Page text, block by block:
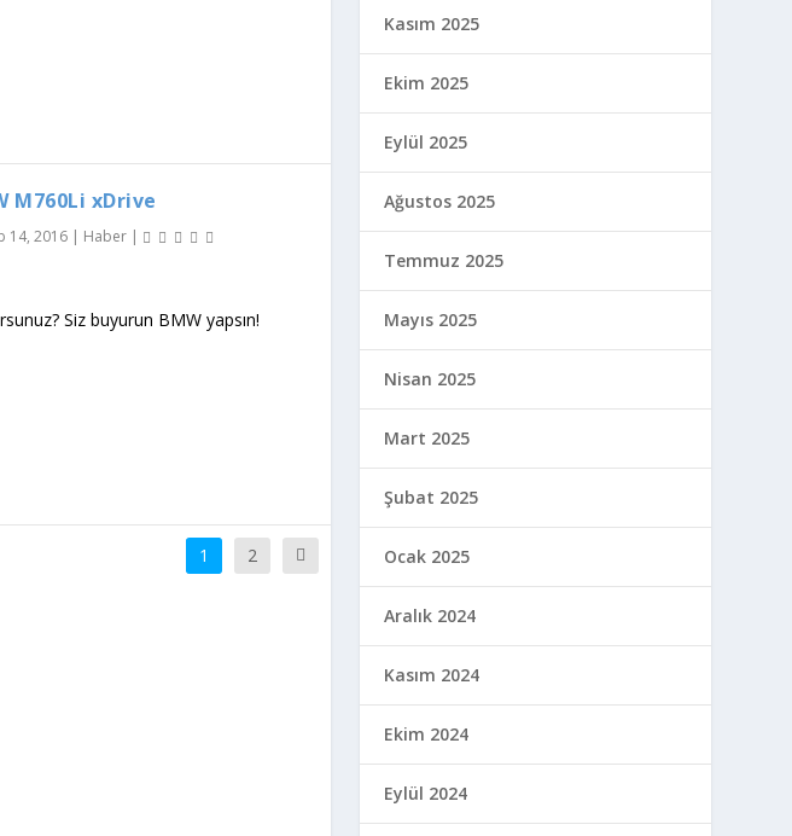
M760Li xDrive
14, 2016| Haber|
Siz buyurun BMW yapsın!
1 2
Kasım 2025
Ekim 2025
Eylül 2025
Ağustos 2025
Temmuz 2025
Mayıs 2025
Nisan 2025
Mart 2025
Şubat 2025
Ocak 2025
Aralık 2024
Kasım 2024
Ekim 2024
Eylül 2024